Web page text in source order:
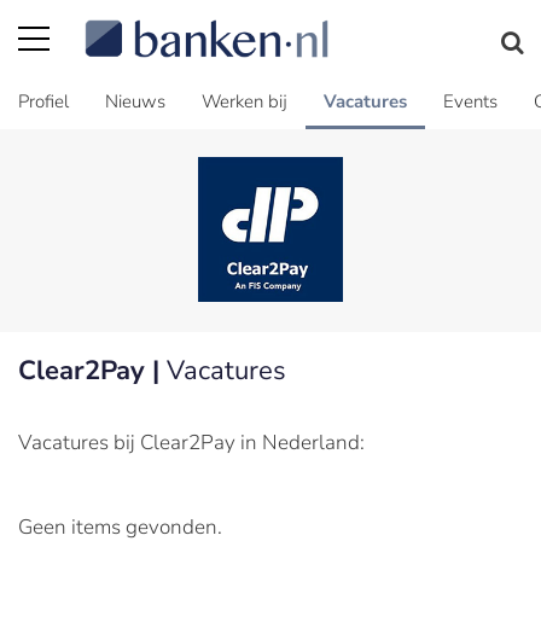
Profiel Nieuws Werken bij Vacatures Events
Clear2Pay | Vacatures
Vacatures bij Clear2Pay in Nederland:
Geen items gevonden.